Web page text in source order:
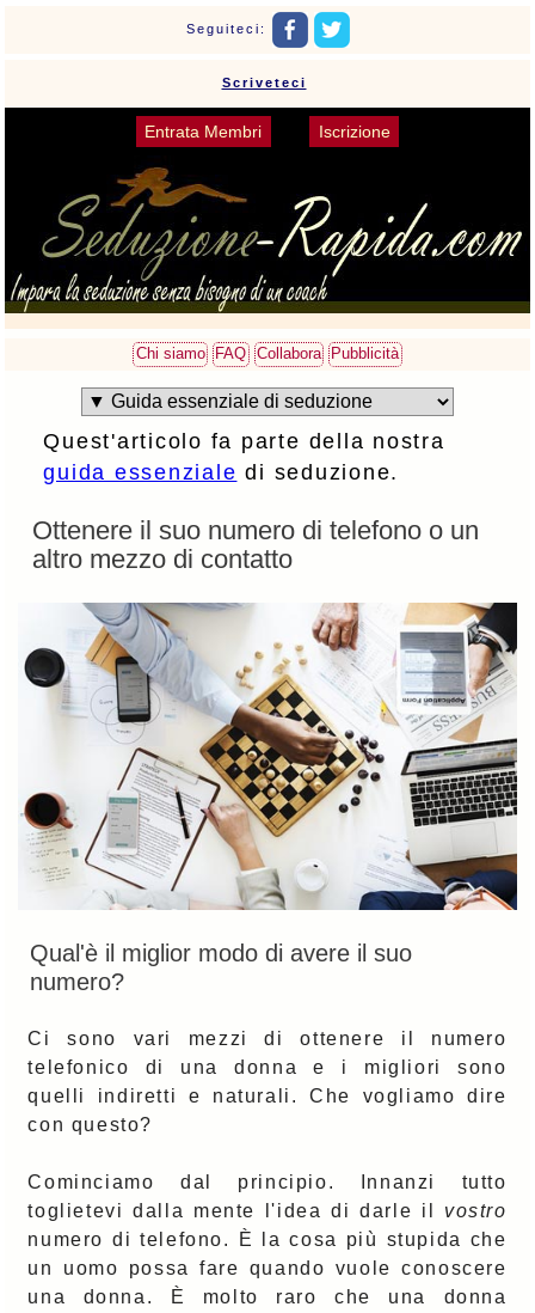
Seguiteci:
Scriveteci
Entrata Membri Iscrizione
Chi siamo FAQ Collabora Pubblicità
Quest'articolo fa parte della nostra
guida essenziale di seduzione.
Ottenere il suo numero di telefono o un
altro mezzo di contatto
Qual'è il miglior modo di avere il suo
numero?
Ci sono vari mezzi di ottenere il numero
telefonico di una donna e i migliori sono
quelli indiretti e naturali. Che vogliamo dire
con questo?
Cominciamo dal principio. Innanzi tutto
toglietevi dalla mente l'idea di darle il vostro
numero di telefono. È la cosa più stupida che
un uomo possa fare quando vuole conoscere
una donna. È molto raro che una donna